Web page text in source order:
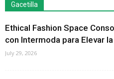
Gacetilla
Ethical Fashion Space
con Intermoda para Elevar
July 29, 2026